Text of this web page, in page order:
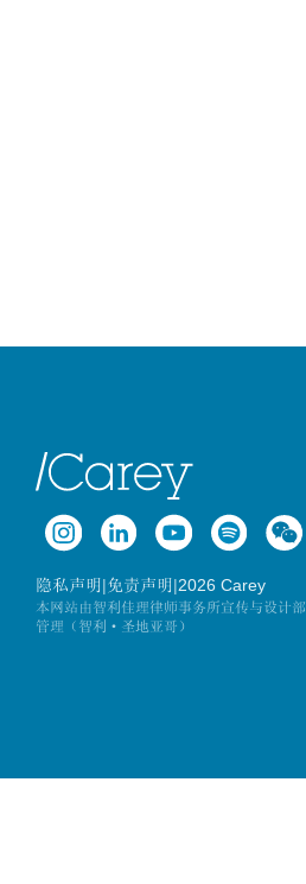
隐私声明|免责声明|2026 Carey
本网站由智利佳理律师事务所宣传与设计部
管理（智利·圣地亚哥）